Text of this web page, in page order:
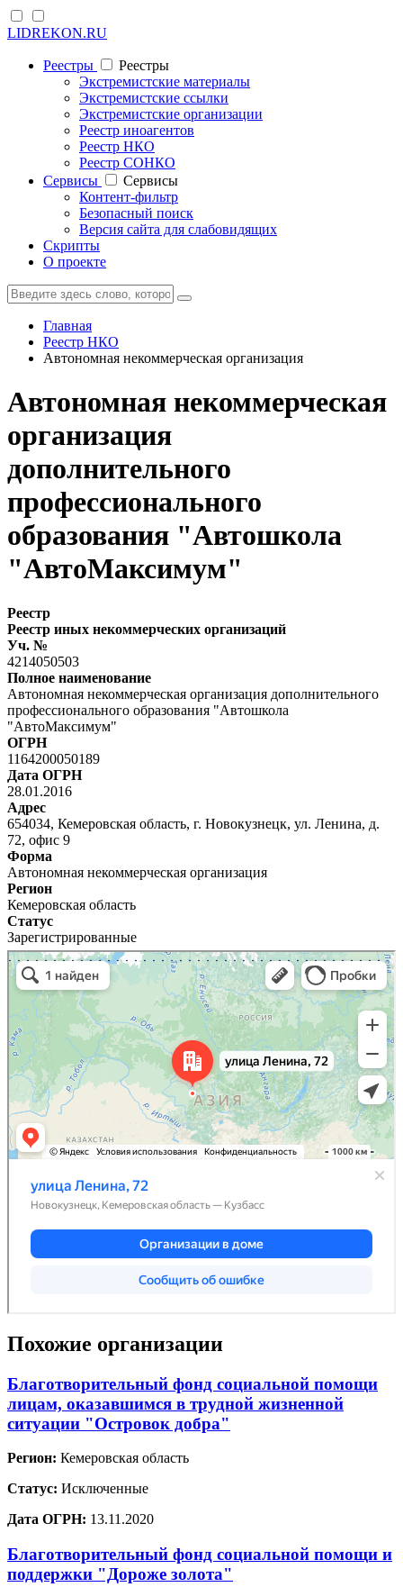
LIDREKON.RU
Реестры
Реестры
Экстремистские материалы
Экстремистские ссылки
Экстремистские организации
Реестр иноагентов
Реестр НКО
Реестр СОНКО
Cервисы
Cервисы
Контент-фильтр
Безопасный поиск
Версия сайта для слабовидящих
Скрипты
О проекте
Главная
Реестр НКО
Автономная некоммерческая организация
Автономная некоммерческая
организация
дополнительного
профессионального
образования "Автошкола
"АвтоМаксимум"
Реестр
Реестр иных некоммерческих организаций
Уч. №
4214050503
Полное наименование
Автономная некоммерческая организация дополнительного
профессионального образования "Автошкола
"АвтоМаксимум"
ОГРН
1164200050189
Дата ОГРН
28.01.2016
Адрес
654034, Кемеровская область, г. Новокузнецк, ул. Ленина, д.
72, офис 9
Форма
Автономная некоммерческая организация
Регион
Кемеровская область
Статус
Зарегистрированные
Похожие организации
Благотворительный фонд социальной помощи
лицам, оказавшимся в трудной жизненной
ситуации "Островок добра"
Регион: Кемеровская область
Статус: Исключенные
Дата ОГРН: 13.11.2020
Благотворительный фонд социальной помощи и
поддержки "Дороже золота"